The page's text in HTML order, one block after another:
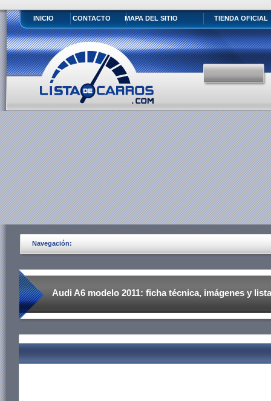
INICIO CONTACTO MAPA DEL SITIO TIENDA OFICIAL
Navegación:
Audi A6 modelo 2011: ficha técnica, imágenes y